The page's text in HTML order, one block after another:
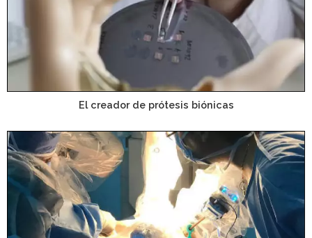
El creador de prótesis biónicas